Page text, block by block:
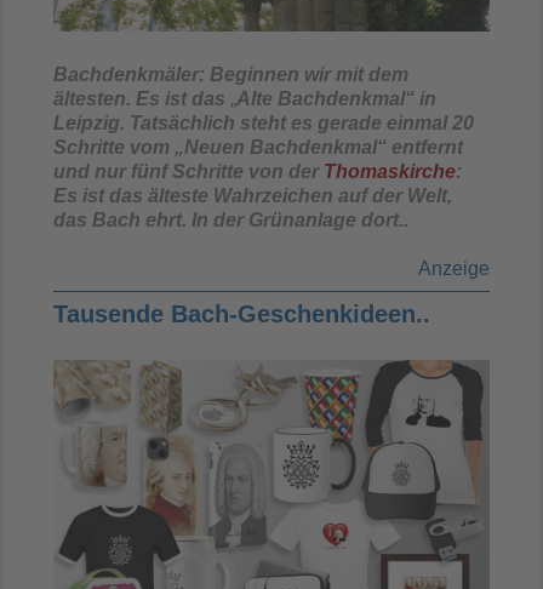
Bachdenkmäler: Beginnen wir mit dem
ältesten. Es ist das „Alte Bachdenkmal“ in
Leipzig. Tatsächlich steht es gerade einmal 20
Schritte vom „Neuen Bachdenkmal“ entfernt
und nur fünf Schritte von der Thomaskirche:
Es ist das älteste Wahrzeichen auf der Welt,
das Bach ehrt. In der Grünanlage dort..
Anzeige
Tausende Bach-Geschenkideen..